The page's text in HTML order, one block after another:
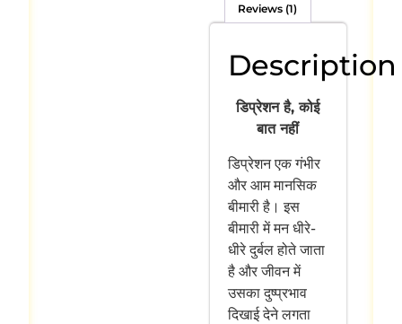
Reviews (1)
Description
डिप्रेशन है, कोई
बात नहीं
डिप्रेशन एक गंभीर
और आम मानसिक
बीमारी है। इस
बीमारी में मन धीरे-
धीरे दुर्बल होते जाता
है और जीवन में
उसका दुष्प्रभाव
दिखाई देने लगता